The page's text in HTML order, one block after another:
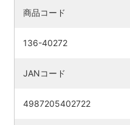
商品コード
136-40272
JANコード
4987205402722